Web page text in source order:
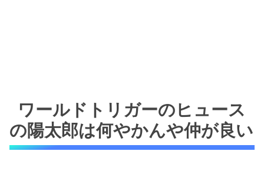
ワールドトリガーのヒュース
の陽太郎は何やかんや仲が良い